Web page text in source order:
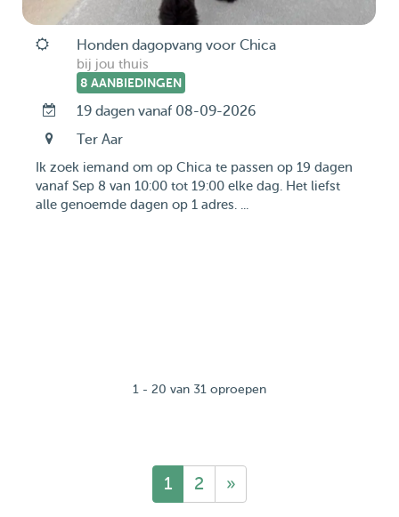
Honden dagopvang voor Chica
bij jou thuis
8 AANBIEDINGEN
19 dagen vanaf 08-09-2026
Ter Aar
Ik zoek iemand om op Chica te passen op 19 dagen
vanaf Sep 8 van 10:00 tot 19:00 elke dag. Het liefst
alle genoemde dagen op 1 adres. ...
1 - 20 van 31 oproepen
1 2 »